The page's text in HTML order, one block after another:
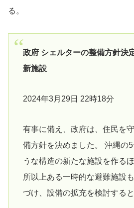
る。
政府 シェルターの整備方針決
新施設
2024年3月29日 22時18分
有事に備え、政府は、住民を
備方針を決めました。 沖縄の
うな構造の新たな施設を作る
所以上ある一時的な避難施設
づけ、設備の拡充を検討すると